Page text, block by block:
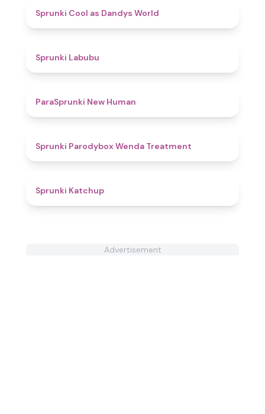
Sprunki Cool as Dandys World
Sprunki Labubu
ParaSprunki New Human
Sprunki Parodybox Wenda Treatment
Sprunki Katchup
Advertisement